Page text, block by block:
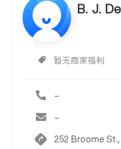
B. J.
暂无商家福利
-
-
252 Broome